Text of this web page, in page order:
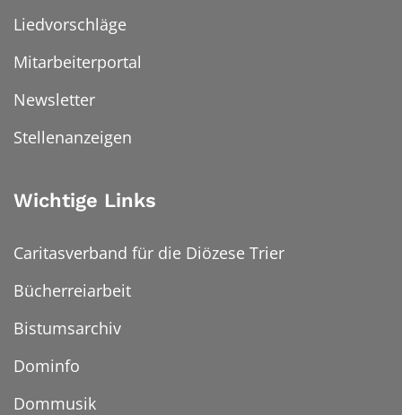
Liedvorschläge
Mitarbeiterportal
Newsletter
Stellenanzeigen
Wichtige Links
Caritasverband für die Diözese Trier
Bücherreiarbeit
Bistumsarchiv
Dominfo
Dommusik